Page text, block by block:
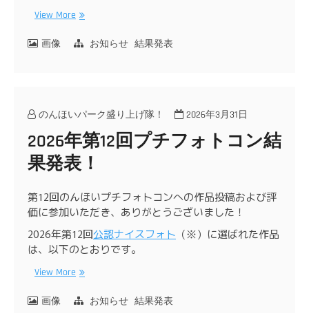
View More
画像 お知らせ 結果発表
のんほいパーク盛り上げ隊！ 2026年3月31日
2026年第12回プチフォトコン結
果発表！
第12回のんほいプチフォトコンへの作品投稿および評
価に参加いただき、ありがとうございました！
2026年第12回公認ナイスフォト （※）に選ばれた作品
は、以下のとおりです。
View More
画像 お知らせ 結果発表